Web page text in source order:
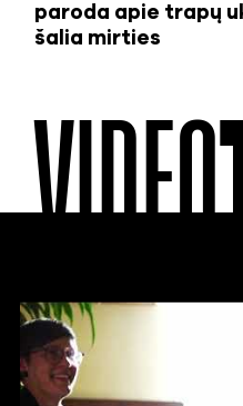
paroda apie trapų
šalia mirties
VIDEO